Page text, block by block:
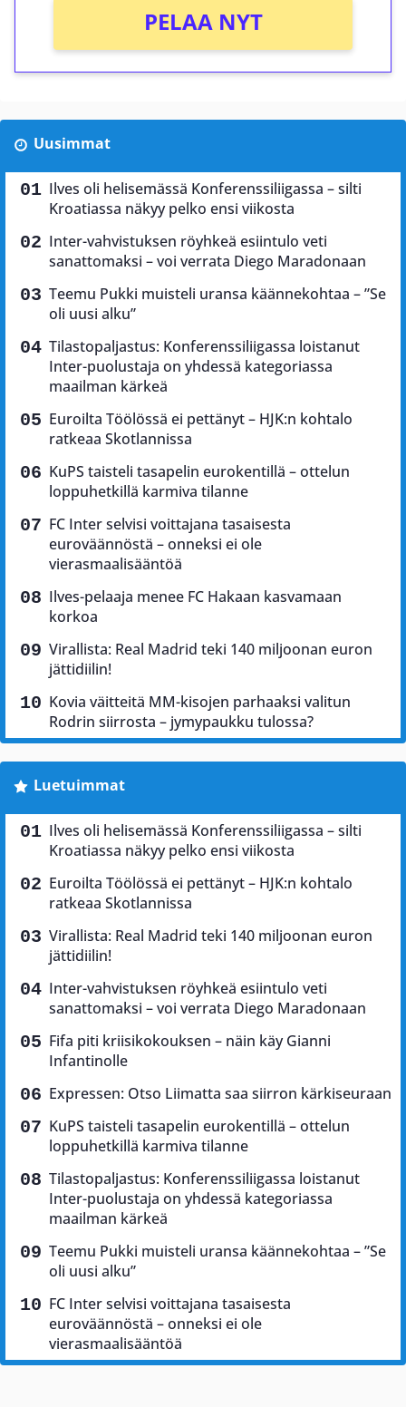
PELAA NYT
Uusimmat
Ilves oli helisemässä Konferenssiliigassa – silti
Kroatiassa näkyy pelko ensi viikosta
Inter-vahvistuksen röyhkeä esiintulo veti
sanattomaksi – voi verrata Diego Maradonaan
Teemu Pukki muisteli uransa käännekohtaa – ”Se
oli uusi alku”
Tilastopaljastus: Konferenssiliigassa loistanut
Inter-puolustaja on yhdessä kategoriassa
maailman kärkeä
Euroilta Töölössä ei pettänyt – HJK:n kohtalo
ratkeaa Skotlannissa
KuPS taisteli tasapelin eurokentillä – ottelun
loppuhetkillä karmiva tilanne
FC Inter selvisi voittajana tasaisesta
euroväännöstä – onneksi ei ole
vierasmaalisääntöä
Ilves-pelaaja menee FC Hakaan kasvamaan
korkoa
Virallista: Real Madrid teki 140 miljoonan euron
jättidiilin!
Kovia väitteitä MM-kisojen parhaaksi valitun
Rodrin siirrosta – jymypaukku tulossa?
Luetuimmat
Ilves oli helisemässä Konferenssiliigassa – silti
Kroatiassa näkyy pelko ensi viikosta
Euroilta Töölössä ei pettänyt – HJK:n kohtalo
ratkeaa Skotlannissa
Virallista: Real Madrid teki 140 miljoonan euron
jättidiilin!
Inter-vahvistuksen röyhkeä esiintulo veti
sanattomaksi – voi verrata Diego Maradonaan
Fifa piti kriisikokouksen – näin käy Gianni
Infantinolle
Expressen: Otso Liimatta saa siirron kärkiseuraan
KuPS taisteli tasapelin eurokentillä – ottelun
loppuhetkillä karmiva tilanne
Tilastopaljastus: Konferenssiliigassa loistanut
Inter-puolustaja on yhdessä kategoriassa
maailman kärkeä
Teemu Pukki muisteli uransa käännekohtaa – ”Se
oli uusi alku”
FC Inter selvisi voittajana tasaisesta
euroväännöstä – onneksi ei ole
vierasmaalisääntöä